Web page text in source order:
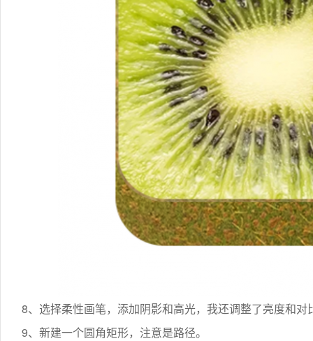
8、选择柔性画笔，添加阴影和高光，我还调整了亮度和对
9、新建一个圆角矩形，注意是路径。